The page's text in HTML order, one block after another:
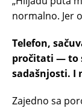
normalno. Jer
Telefon,
pročitati — to
sadašnjosti. I
Zajedno sa